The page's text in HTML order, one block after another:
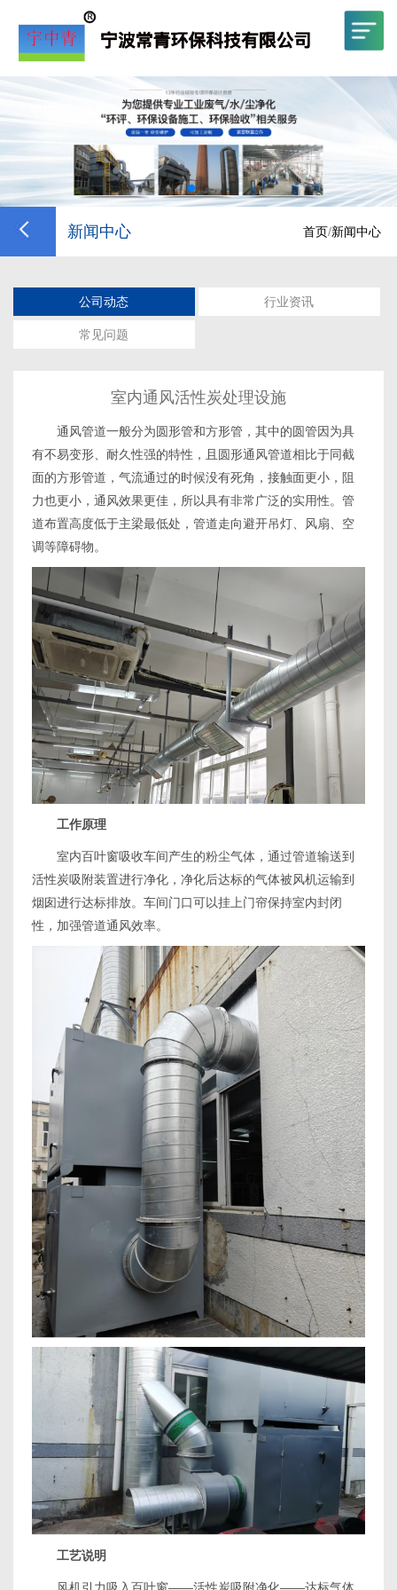
新闻中心 首页/新闻中心
公司动态 行业资讯
常见问题
室内通风活性炭处理设施
通风管道一般分为圆形管和方形管，其中的圆管因为具
有不易变形、耐久性强的特性，且圆形通风管道相比于同截
面的方形管道，气流通过的时候没有死角，接触面更小，阻
力也更小，通风效果更佳，所以具有非常广泛的实用性。管
道布置高度低于主梁最低处，管道走向避开吊灯、风扇、空
调等障碍物。
工作原理
室内百叶窗吸收车间产生的粉尘气体，通过管道输送到
活性炭吸附装置进行净化，净化后达标的气体被风机运输到
烟囱进行达标排放。车间门口可以挂上门帘保持室内封闭
性，加强管道通风效率。
工艺说明